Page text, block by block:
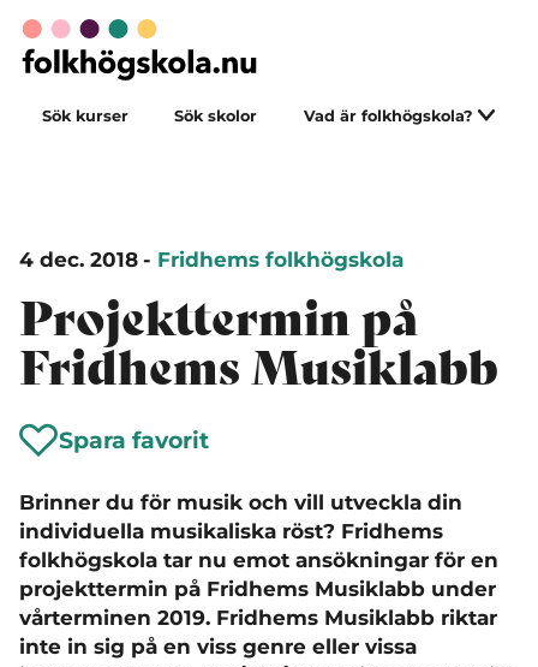
Sök kurser Sök skolor Vad är folkhögskola?
4 dec. 2018 - Fridhems folkhögskola
Projekttermin på
Fridhems Musiklabb
Spara favorit
Brinner du för musik och vill utveckla din
individuella musikaliska röst? Fridhems
folkhögskola tar nu emot ansökningar för en
projekttermin på Fridhems Musiklabb under
vårterminen 2019. Fridhems Musiklabb riktar
inte in sig på en viss genre eller vissa